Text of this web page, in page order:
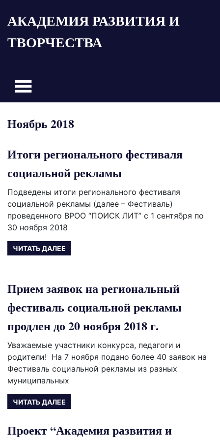
АКАДЕМИЯ РАЗВИТИЯ И
ТВОРЧЕСТВА
Ноябрь 2018
Итоги регионального фестиваля
социальной рекламы
Подведены итоги регионального фестиваля
социальной рекламы (далее – Фестиваль)
проведенного ВРОО “ПОИСК ЛИТ” с 1 сентября по
30 ноября 2018
ЧИТАТЬ ДАЛЕЕ
Прием заявок на региональный
фестиваль социальной рекламы
продлен до 20 ноября 2018 г.
Уважаемые участники конкурса, педагоги и
родители! На 7 ноября подано более 40 заявок на
Фестиваль социальной рекламы из разных
муниципальных
ЧИТАТЬ ДАЛЕЕ
Проект “Академия развития и